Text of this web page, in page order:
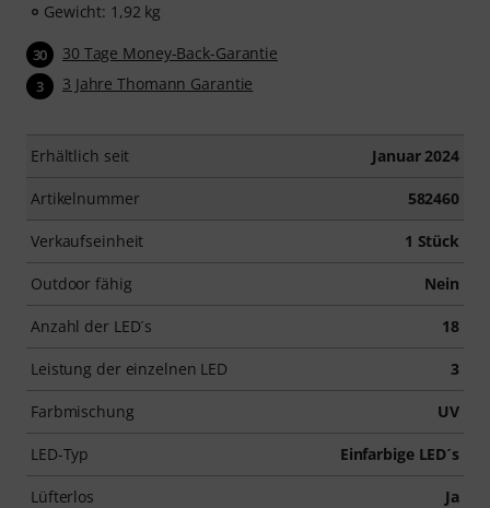
Gewicht: 1,92 kg
30 30 Tage Money-Back-Garantie
3 3 Jahre Thomann Garantie
Erhältlich seit Januar 2024
Artikelnummer 582460
Verkaufseinheit 1 Stück
Outdoor fähig Nein
Anzahl der LED´s 18
Leistung der einzelnen LED 3
Farbmischung UV
LED-Typ Einfarbige LED´s
Lüfterlos Ja